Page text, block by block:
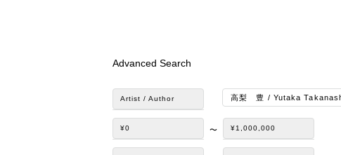
Advanced Search
Artist / Author
¥0 〜 ¥1,000,000